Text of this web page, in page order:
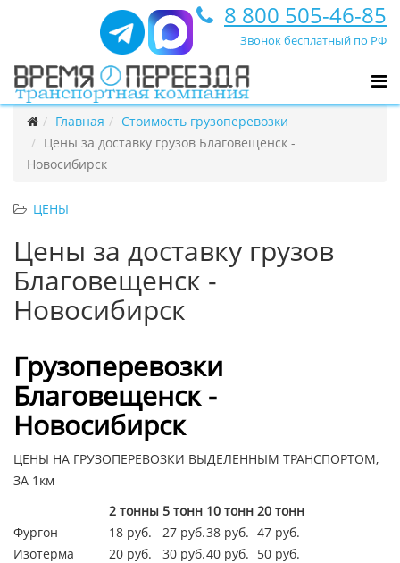
8 800 505-46-85
Звонок бесплатный по РФ
Главная
Стоимость грузоперевозки
Цены за доставку грузов Благовещенск -
Новосибирск
ЦЕНЫ
Цены за доставку грузов
Благовещенск -
Новосибирск
Грузоперевозки
Благовещенск -
Новосибирск
ЦЕНЫ НА ГРУЗОПЕРЕВОЗКИ ВЫДЕЛЕННЫМ ТРАНСПОРТОМ,
ЗА 1км
2 тонны 5 тонн 10 тонн 20 тонн
Фургон
18 руб. 27 руб.38 руб. 47 руб.
Изотерма
20 руб. 30 руб.40 руб. 50 руб.